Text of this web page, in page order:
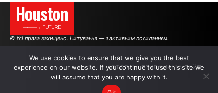
Houston
———→ FUTURE
© Усі права захищено. Цитування — з активним посиланням.
АВТОРИ РЕКЛАМА НА САЙТІ
We use cookies to ensure that we give you the best
experience on our website. If you continue to use this site we
will assume that you are happy with it.